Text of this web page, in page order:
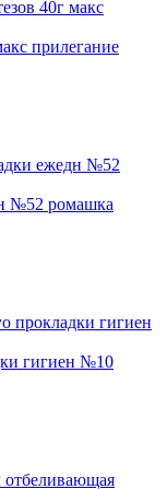
прилегание
№52 ромашка
гигиен №10